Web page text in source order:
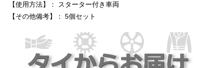
【使用方法】： スターター付き車両
【その他備考】： 5個セット